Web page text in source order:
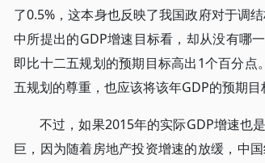
了0.5%，这本身也反映了我国政府对于调
中所提出的GDP增速目标看，却从没有哪
即比十二五规划的预期目标高出1个百分
五规划的尊重，也应该将该年GDP的预期目
不过，如果2015年的实际GDP增速也
巨，因为随着房地产投资增速的放缓，中